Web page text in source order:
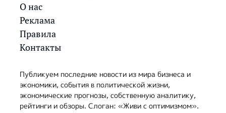
О нас
Реклама
Правила
Контакты
Публикуем последние новости из мира бизнеса и
экономики, события в политической жизни,
экономические прогнозы, собственную аналитику,
рейтинги и обзоры. Слоган: «Живи с оптимизмом».